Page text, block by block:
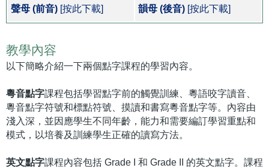
聲母 (前音) [按此下載]
韻母 (後音) [按此下載]
教學內容
以下簡略介紹一下兩個點字課程的學習內容。
粵音點字課程包括學習點字前的觸覺訓練、粵語咬字讀音、
粵音點字符號和標點符號、摸讀和書寫粵音點字等。內容由
淺入深，並因應學生不同年齡，能力和需要編訂學習重點和
模式，以培養及訓練學生正確的讀寫方法。
英文點字課程內容包括 Grade I 和 Grade II 的英文點字。課程